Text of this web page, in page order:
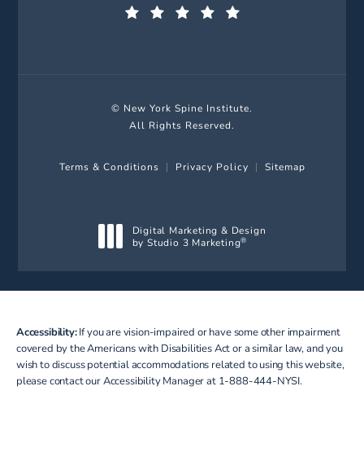
© New York Spine Institute.
All Rights Reserved.
Terms & Conditions Privacy Policy Sitemap
Digital Marketing & Design
by Studio 3 Marketing®
Accessibility:If you are vision-impaired or have some other impairment
covered by the Americans with Disabilities Act or a similar law, and you
wish to discuss potential accommodations related to using this website,
please contact our Accessibility Manager at 1-888-444-NYSI.